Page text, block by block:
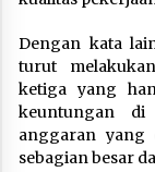
Dengan kata
turut
ketiga yang
keuntungan di
anggaran yang
sebagian besar